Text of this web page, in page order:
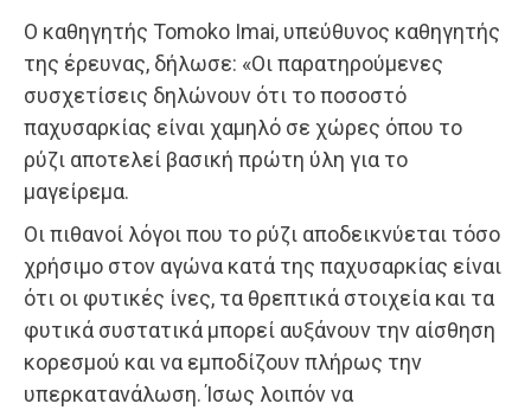
Ο καθηγητής Tomoko Imai, υπεύθυνος καθηγητής
της έρευνας, δήλωσε: «Οι παρατηρούμενες
συσχετίσεις δηλώνουν ότι το ποσοστό
παχυσαρκίας είναι χαμηλό σε χώρες όπου το
ρύζι αποτελεί βασική πρώτη ύλη για το
μαγείρεμα.
Οι πιθανοί λόγοι που το ρύζι αποδεικνύεται τόσο
χρήσιμο στον αγώνα κατά της παχυσαρκίας είναι
ότι οι φυτικές ίνες, τα θρεπτικά στοιχεία και τα
φυτικά συστατικά μπορεί αυξάνουν την αίσθηση
κορεσμού και να εμποδίζουν πλήρως την
υπερκατανάλωση. Ίσως λοιπόν να